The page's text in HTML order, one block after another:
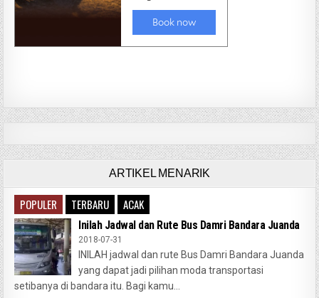
ARTIKEL MENARIK
POPULER TERBARU ACAK
Inilah Jadwal dan Rute Bus Damri Bandara Juanda
2018-07-31
INILAH jadwal dan rute Bus Damri Bandara Juanda
yang dapat jadi pilihan moda transportasi
setibanya di bandara itu. Bagi kamu...